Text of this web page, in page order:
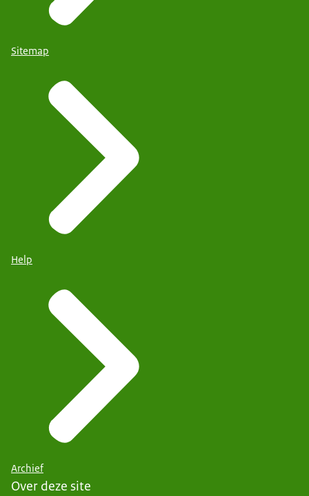
Sitemap
Help
Archief
Over deze site